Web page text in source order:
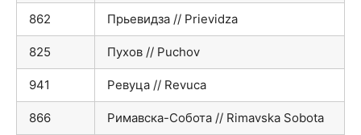
862 Прьевидза // Prievidza
825 Пухов // Puchov
941 Ревуца // Revuca
866 Римавска-Собота // Rimavska Sobota